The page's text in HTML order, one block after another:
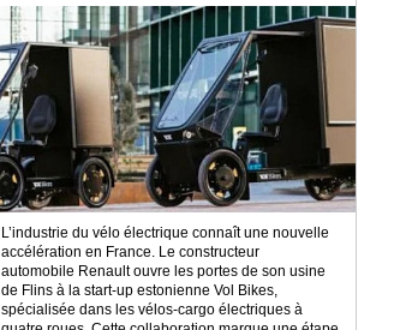
L’industrie du vélo électrique connaît une nouvelle
accélération en France. Le constructeur
automobile Renault ouvre les portes de son usine
de Flins à la start-up estonienne Vol Bikes,
spécialisée dans les vélos-cargo électriques à